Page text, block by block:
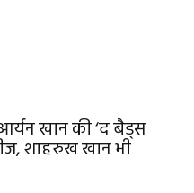
खान की ‘द बैड्स
शाहरुख खान भी